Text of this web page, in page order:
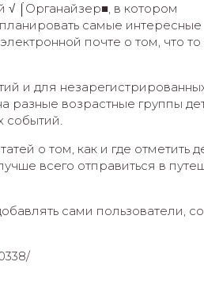
√ ⌠Органайзер■, в котором
самые интересные
почте о том, что то
и для
разные возрастные группы
событий.
о том, как и где отметить
всего отправиться в
сами пользователи,